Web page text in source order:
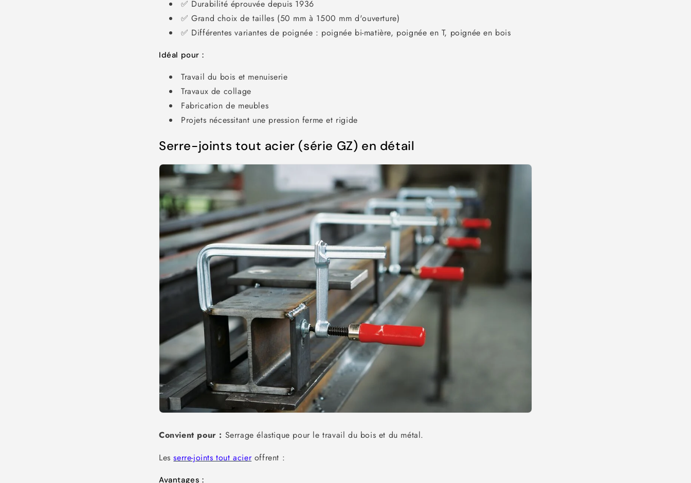
✅ Durabilité éprouvée depuis 1936
✅ Grand choix de tailles (50 mm à 1500 mm d'ouverture)
✅ Différentes variantes de poignée : poignée bi-matière, poignée en T, poignée en bois
Idéal pour :
Travail du bois et menuiserie
Travaux de collage
Fabrication de meubles
Projets nécessitant une pression ferme et rigide
Serre-joints tout acier (série GZ) en détail
Convient pour : Serrage élastique pour le travail du bois et du métal.
Lesserre-joints tout acieroffrent :
Avantages :